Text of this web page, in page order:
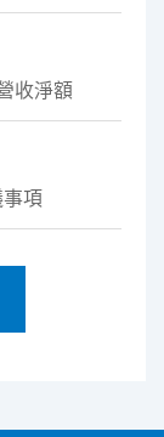
收淨額
項